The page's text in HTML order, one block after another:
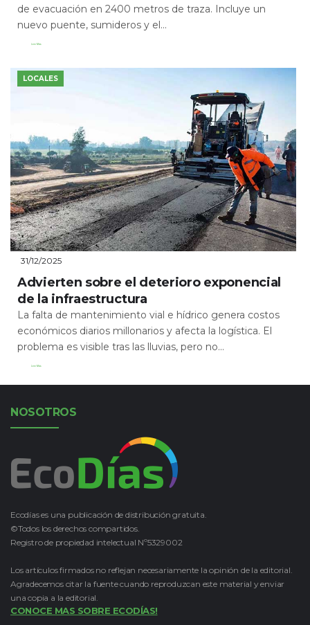
de evacuación en 2400 metros de traza. Incluye un
nuevo puente, sumideros y el...
Leer Más
LOCALES
31/12/2025
Advierten sobre el deterioro exponencial
de la infraestructura
La falta de mantenimiento vial e hídrico genera costos
económicos diarios millonarios y afecta la logística. El
problema es visible tras las lluvias, pero no...
Leer Más
NOSOTROS
Ecodías es una publicación de distribución gratuita.
©Todos los derechos compartidos.
Registro de propiedad intelectual Nº5329002
Los artículos firmados no reflejan necesariamente la opinión de la editorial.
Agradecemos citar la fuente cuando reproduzcan este material y enviar
una copia a la editorial.
CONOCE MAS SOBRE ECODÍAS!